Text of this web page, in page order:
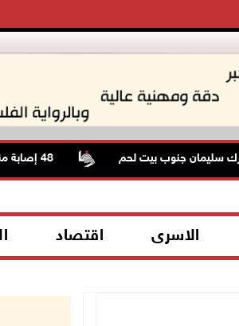
سليمان جنوب بيت لحم
الاسرى اقتصاد